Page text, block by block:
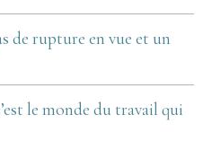
de rupture en vue et un
le monde du travail qui